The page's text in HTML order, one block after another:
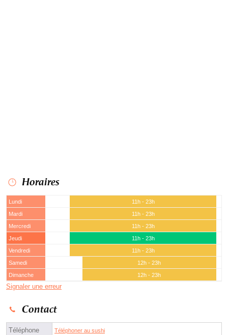
Horaires
Lundi
11h - 23h
Mardi
11h - 23h
Mercredi
11h - 23h
Jeudi
11h - 23h
Vendredi
11h - 23h
Samedi
12h - 23h
Dimanche
12h - 23h
Signaler une erreur
Contact
Téléphone Téléphoner au sushi